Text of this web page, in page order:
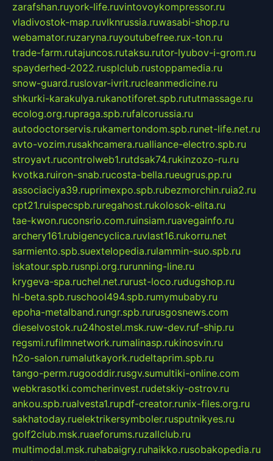
zarafshan.ruyork-life.ruvintovoykompressor.ru
vladivostok-map.ruvlknrussia.ruwasabi-shop.ru
webamator.ruzaryna.ruyoutubefree.rux-ton.ru
trade-farm.rutajuncos.rutaksu.rutor-lyubov-i-grom.ru
spayderhed-2022.rusplclub.rustoppamedia.ru
snow-guard.ruslovar-ivrit.rucleanmedicine.ru
shkurki-karakulya.rukanotiforet.spb.rututmassage.ru
ecolog.org.rupraga.spb.rufalcorussia.ru
autodoctorservis.rukamertondom.spb.runet-life.net.ru
avto-vozim.rusakhcamera.rualliance-electro.spb.ru
stroyavt.rucontrolweb1.rutdsak74.rukinzozo-ru.ru
kvotka.ruiron-snab.rucosta-bella.rueugrus.pp.ru
associaciya39.ruprimexpo.spb.rubezmorchin.ruia2.ru
cpt21.ruispecspb.ruregahost.rukolosok-elita.ru
tae-kwon.ruconsrio.com.ruinsiam.ruavegainfo.ru
archery161.rubigencyclica.ruvlast16.rukorru.net
sarmiento.spb.suextelopedia.rulammin-suo.spb.ru
iskatour.spb.rusnpi.org.rurunning-line.ru
krygeva-spa.ruchel.net.rurust-loco.rudugshop.ru
hl-beta.spb.ruschool494.spb.rumymubaby.ru
epoha-metalband.rungr.spb.rurusgosnews.com
dieselvostok.ru24hostel.msk.ruw-dev.ruf-ship.ru
regsmi.rufilmnetwork.rumalinasp.rukinosvin.ru
h2o-salon.rumalutkayork.rudeltaprim.spb.ru
tango-perm.rugooddir.rusgv.sumultiki-online.com
webkrasotki.comcherinvest.rudetskiy-ostrov.ru
ankou.spb.rualvesta1.rupdf-creator.runix-files.org.ru
sakhatoday.ruelektrikersymboler.rusputnikyes.ru
golf2club.msk.ruaeforums.ruzallclub.ru
multimodal.msk.ruhabaigry.ruhaikko.rusobakopedia.ru